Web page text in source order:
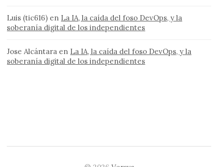
Luis (tic616) en La IA, la caída del foso DevOps, y la
soberanía digital de los independientes
Jose Alcántara en La IA, la caída del foso DevOps, y la
soberanía digital de los independientes